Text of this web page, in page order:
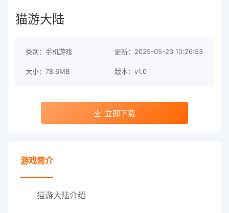
猫游大陆
类别：手机游戏 更新：2025-05-23 10:26:53
大小：78.6MB 版本：v1.0
立即下载
游戏简介
猫游大陆介绍